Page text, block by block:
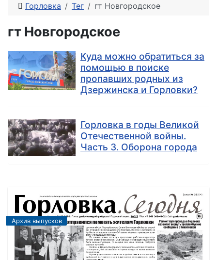
Горловка Тег гт Новгородское
гт Новгородское
Куда можно обратиться за
помощью в поиске
пропавших родных из
Дзержинска и Горловки?
Горловка в годы Великой
Отечественной войны.
Часть 3. Оборона города
Архив выпусков